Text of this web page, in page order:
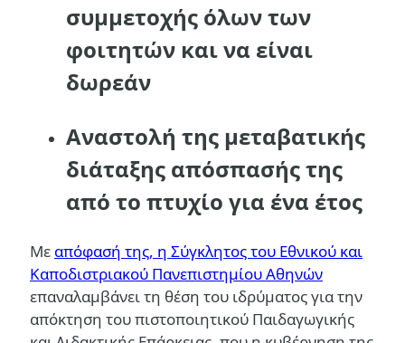
συμμετοχής όλων των
φοιτητών και να είναι
δωρεάν
Αναστολή της μεταβατικής
διάταξης απόσπασής της
από το πτυχίο για ένα έτος
Με απόφασή της, η Σύγκλητος του Εθνικού και
Καποδιστριακού Πανεπιστημίου Αθηνών
επαναλαμβάνει τη θέση του ιδρύματος για την
απόκτηση του πιστοποιητικού Παιδαγωγικής